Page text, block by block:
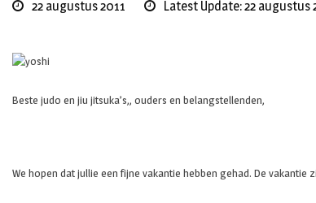
22 augustus 2011 Latest Update: 22 augustus
Beste judo en jiu jitsuka’s,, ouders en belangstellenden,
We hopen dat jullie een fijne vakantie hebben gehad. De